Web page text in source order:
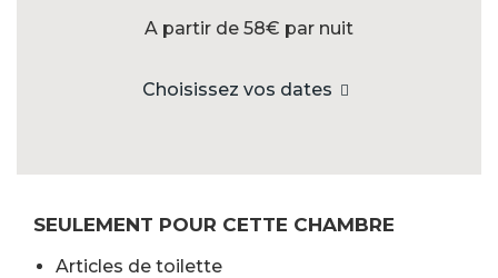
A partir de 58€ par nuit
Choisissez vos dates
SEULEMENT POUR CETTE CHAMBRE
Articles de toilette